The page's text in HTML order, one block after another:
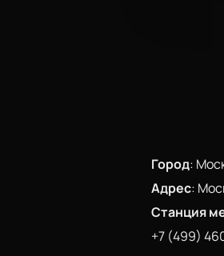
Город:
Адрес:
Станция
+7 (499)